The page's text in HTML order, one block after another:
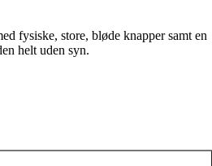
fysiske, store, bløde knapper samt en
helt uden syn.